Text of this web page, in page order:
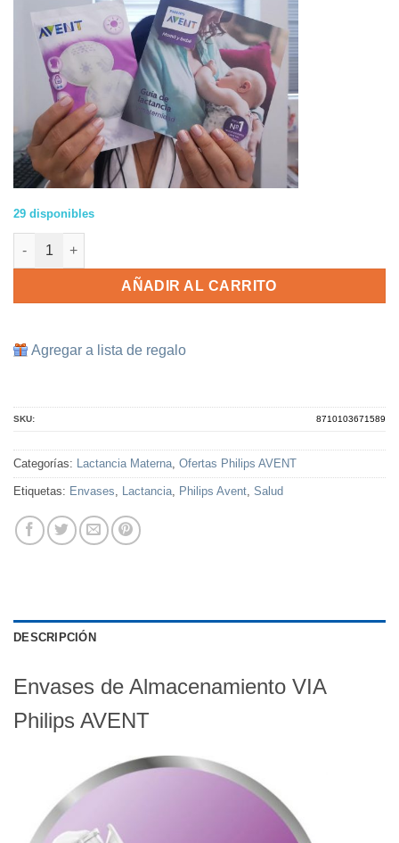
29 disponibles
Envases de Almacenamiento VIA Philips AVENT cantidad
AÑADIR AL CARRITO
Agregar a lista de regalo
SKU: 8710103671589
Categorías: Lactancia Materna Ofertas Philips AVENT
Etiquetas: Envases Lactancia Philips Avent Salud
DESCRIPCIÓN
Envases de Almacenamiento VIA
Philips AVENT